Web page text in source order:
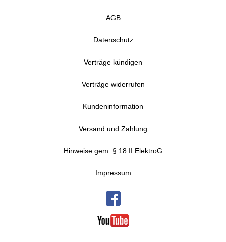
AGB
Datenschutz
Verträge kündigen
Verträge widerrufen
Kundeninformation
Versand und Zahlung
Hinweise gem. § 18 II ElektroG
Impressum